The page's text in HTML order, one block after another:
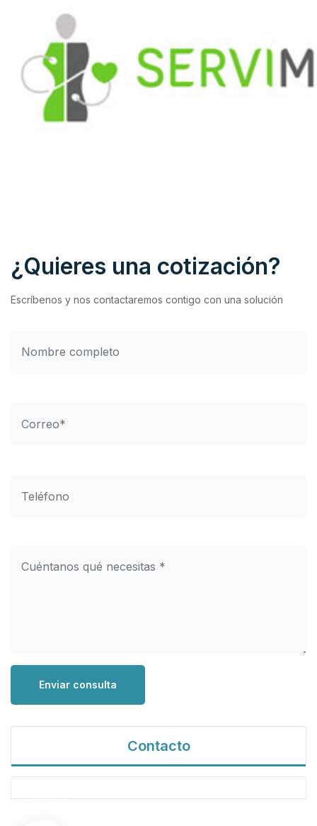
¿Quieres una cotización?
Escríbenos y nos contactaremos contigo con una solución
Enviar consulta
Contacto